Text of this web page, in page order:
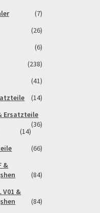
(7)
(26)
(6)
(238)
(41)
(14)
Ersatzteile
(36)
(14)
(66)
&
(84)
V01 &
(84)